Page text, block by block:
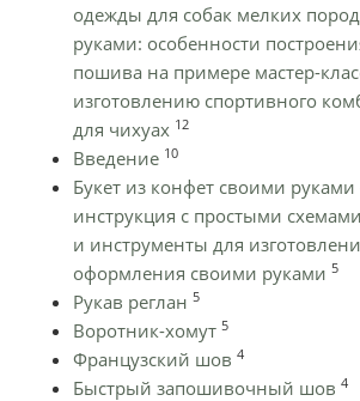
одежды для собак мелких
руками: особенности
пошива на примере мастер-
изготовлению спортивного
для чихуах 12
Введение 10
Букет из конфет своими руками
инструкция с простыми
и инструменты для
оформления своими руками 5
Рукав реглан 5
Воротник-хомут 5
Французский шов 4
Быстрый запошивочный шов 4